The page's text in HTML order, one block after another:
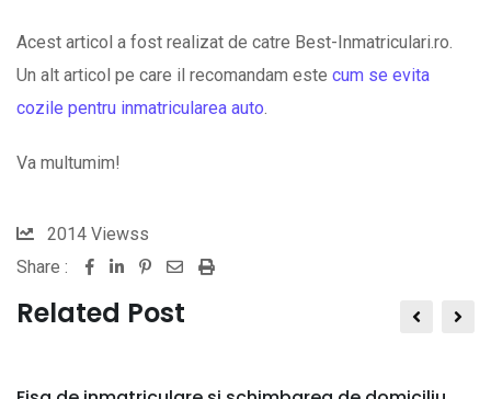
Acest articol a fost realizat de catre Best-Inmatriculari.ro.
Un alt articol pe care il recomandam este cum se evita
cozile pentru inmatricularea auto.
Va multumim!
2014 Viewss
Share :
Pinterest
SharePrint
Related Post